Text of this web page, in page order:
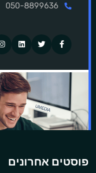
050-8899636
פוסטים אחרונים